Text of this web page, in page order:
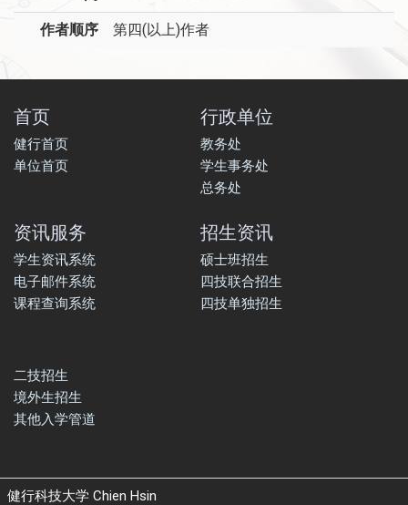
作者顺序 第四(以上)作者
首页
健行首页
单位首页
行政单位
教务处
学生事务处
总务处
资讯服务
学生资讯系统
电子邮件系统
课程查询系统
招生资讯
硕士班招生
四技联合招生
四技单独招生
二技招生
境外生招生
其他入学管道
健行科技大学 Chien Hsin